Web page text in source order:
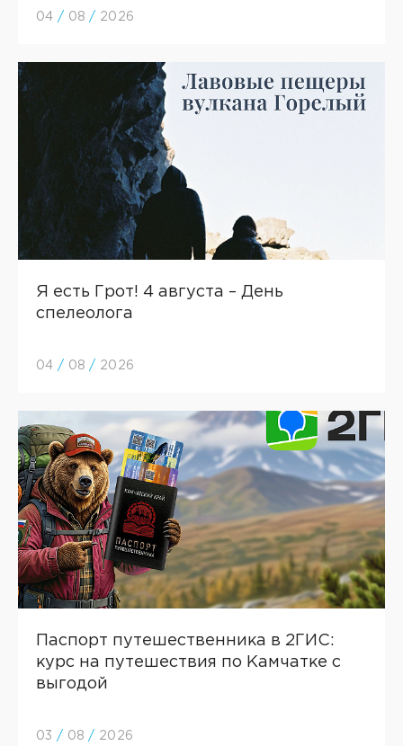
04 / 08 / 2026
Я есть Грот! 4 августа – День
спелеолога
04 / 08 / 2026
Паспорт путешественника в 2ГИC:
курс на путешествия по Камчатке с
выгодой
03 / 08 / 2026